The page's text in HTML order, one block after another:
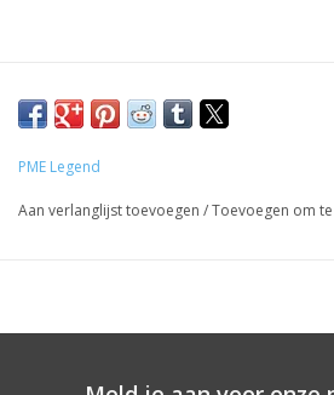
PME Legend
Aan verlanglijst toevoegen /Toevoegen om